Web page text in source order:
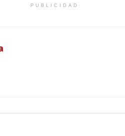
PUBLICIDAD